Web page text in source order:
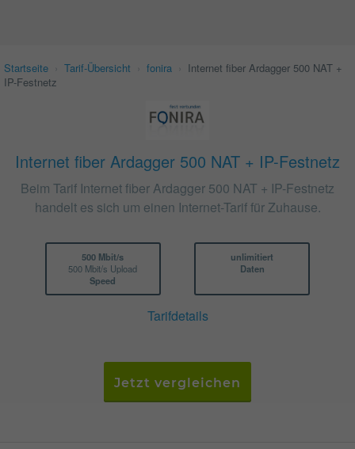
Startseite Tarif-Übersicht fonira
Internet fiber Ardagger 500 NAT +
IP-Festnetz
Internet fiber Ardagger 500 NAT + IP-Festnetz
Beim Tarif Internet fiber Ardagger 500 NAT + IP-Festnetz
handelt es sich um einen Internet-Tarif für Zuhause.
500 Mbit/s
500 Mbit/s Upload
Speed
unlimitiert
Daten
Tarifdetails
Jetzt vergleichen